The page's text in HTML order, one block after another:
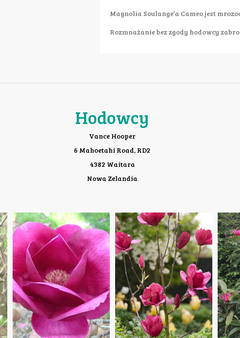
Magnolia Soulange’a Cameo jest
Rozmnażanie bez zgody hodowcy
Hodowcy
Vance Hooper
6 Mahoetahi Road, RD2
4382 Waitara
Nowa Zelandia